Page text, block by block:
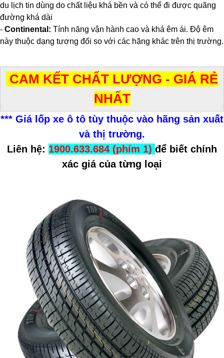
du lịch tin dùng do chất liệu khá bền và có thể đi được quãng
đường khá dài
- Continental: Tính năng vận hành cao và khá êm ái. Độ êm
này thuộc dạng tương đối so với các hãng khác trên thị trường.
CAM KẾT CHẤT LƯỢNG - GIÁ RẺ
NHẤT
*** Giá lốp xe ô tô tùy thuộc vào hãng sản xuất
và thị trường.
Liên hệ: 1900.633.684 (phím 1) để biết chính
xác giá của từng loại